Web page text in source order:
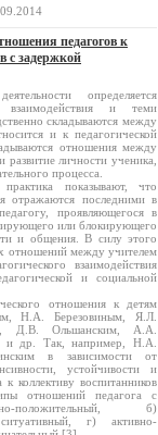
педагогов к
с задержкой
определяется
взаимодействия и теми
складываются между
и к педагогической
отношения между
личности ученика,
процесса.
показывают, что
отражаются последними в
проявляющегося в
или блокирующего
и общения. В силу этого
отношений между учителем
взаимодействия
и социальной
отношения к детям
Н.А. Березовиным, Я.Л.
Д.В. Ольшанским, А.А.
и др. Так, например, Н.А.
в зависимости от
устойчивости и
коллективу воспитанников
отношений педагога с
б)
г) активно-